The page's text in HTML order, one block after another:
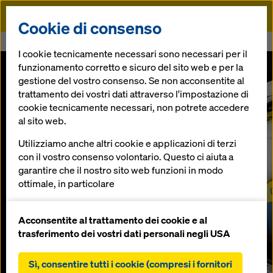
Doka
... un passo da
Cookie di consenso
I cookie tecnicamente necessari sono necessari per il
funzionamento corretto e sicuro del sito web e per la
gestione del vostro consenso. Se non acconsentite al
trattamento dei vostri dati attraverso l'impostazione di
cookie tecnicamente necessari, non potrete accedere
al sito web.
Utilizziamo anche altri cookie e applicazioni di terzi
con il vostro consenso volontario. Questo ci aiuta a
garantire che il nostro sito web funzioni in modo
ottimale, in particolare
nostro sito web (cookie funzionali e statistici),
facilitare un processo di acquisto senza problemi
statistici),
Acconsentite al trattamento dei cookie e al
trasferimento dei vostri dati personali negli USA
Sì, consentire tutti i cookie (compresi i fornitori